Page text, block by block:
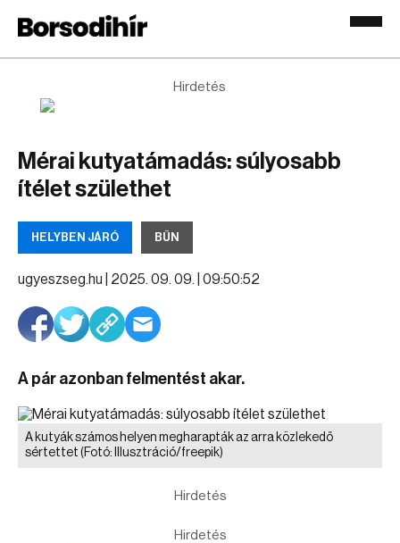
Hirdetés
Mérai kutyatámadás: súlyosabb
ítélet születhet
HELYBEN JÁRÓ BŰN
ugyeszseg.hu | 2025. 09. 09. | 09:50:52
A pár azonban felmentést akar.
A kutyák számos helyen megharapták az arra közlekedő
sértettet (Fotó: Illusztráció/freepik)
Hirdetés
Hirdetés